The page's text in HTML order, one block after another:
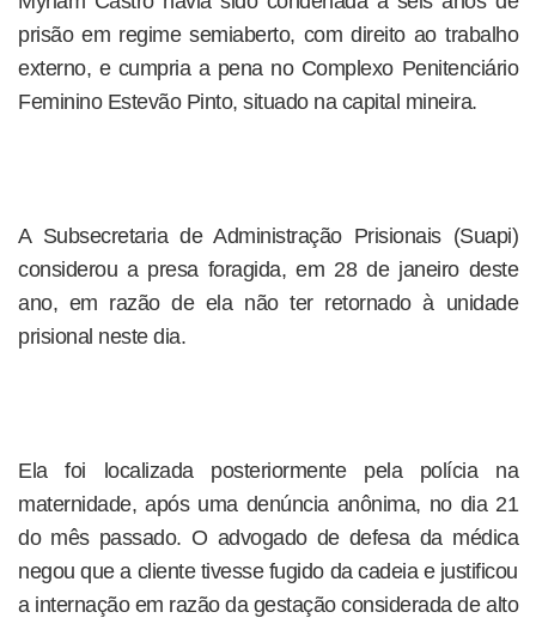
prisão em regime semiaberto, com direito ao trabalho
externo, e cumpria a pena no Complexo Penitenciário
Feminino Estevão Pinto, situado na capital mineira.
A Subsecretaria de Administração Prisionais (Suapi)
considerou a presa foragida, em 28 de janeiro deste
ano, em razão de ela não ter retornado à unidade
prisional neste dia.
Ela foi localizada posteriormente pela polícia na
maternidade, após uma denúncia anônima, no dia 21
do mês passado. O advogado de defesa da médica
negou que a cliente tivesse fugido da cadeia e justificou
a internação em razão da gestação considerada de alto